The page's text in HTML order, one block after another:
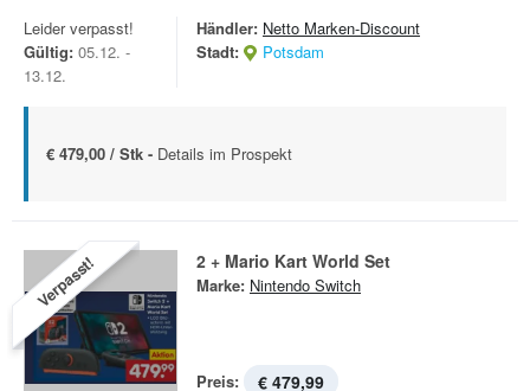
Leider verpasst!
Gültig: 05.12. -
13.12.
Händler: Netto Marken-Discount
Stadt:
Potsdam
€ 479,00 / Stk - Details im Prospekt
Verpasst! 2 + Mario Kart World Set
Marke: Nintendo Switch
Preis: € 479,99